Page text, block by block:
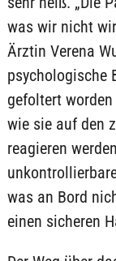
was wir nicht
Ärztin Verena
psychologische
gefoltert
wie sie auf den
reagieren
was an Bord
einen sicheren